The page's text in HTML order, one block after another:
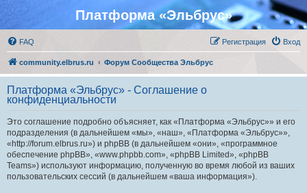
Платформа «Эльбрус»
FAQ Вход
Регистрация
community.elbrus.ru Форум Сообщества Эльбрус
Платформа «Эльбрус» - Соглашение о
конфиденциальности
Это соглашение подробно объясняет, как «Платформа «Эльбрус»» и его
подразделения (в дальнейшем «мы», «наш», «Платформа «Эльбрус»»,
«http://forum.elbrus.ru») и phpBB (в дальнейшем «они», «программное
обеспечение phpBB», «www.phpbb.com», «phpBB Limited», «phpBB
Teams») используют информацию, полученную во время любой из ваших
пользовательских сессий (в дальнейшем «ваша информация»).